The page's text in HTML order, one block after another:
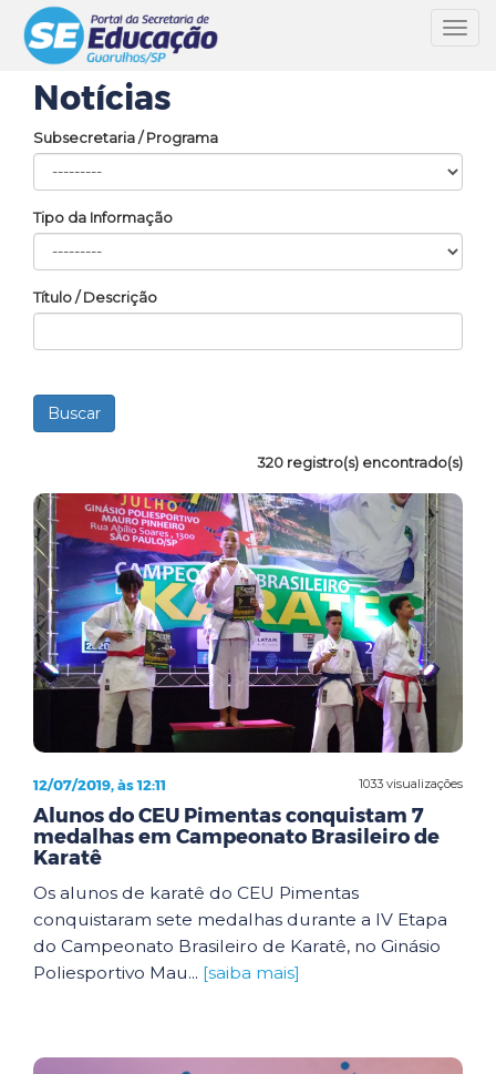
Notícias
Subsecretaria / Programa
Tipo da Informação
Título / Descrição
320 registro(s) encontrado(s)
1033 visualizações
12/07/2019, às 12:11
Alunos do CEU Pimentas conquistam 7
medalhas em Campeonato Brasileiro de
Karatê
Os alunos de karatê do CEU Pimentas
conquistaram sete medalhas durante a IV Etapa
do Campeonato Brasileiro de Karatê, no Ginásio
Poliesportivo Mau... [saiba mais]